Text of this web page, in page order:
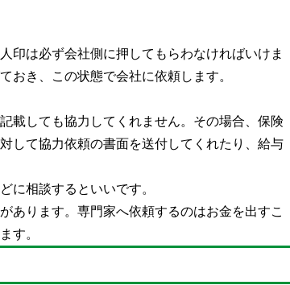
印は必ず会社側に押してもらわなければいけま
おき、この状態で会社に依頼します。
載しても協力してくれません。その場合、保険
して協力依頼の書面を送付してくれたり、給与
に相談するといいです。
あります。専門家へ依頼するのはお金を出すこ
す。